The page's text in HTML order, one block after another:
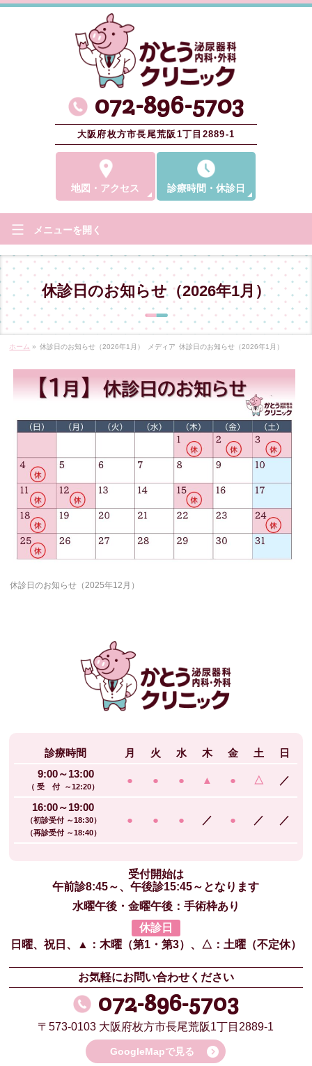
072-896-5703
大阪府枚方市長尾荒阪1丁目2889-1
地図 ・ アクセス 診療時間 ・休診日
メニューを開く
休診日のお知らせ（2026年1月）
ホーム » 休診日のお知らせ（2026年1月） メディア 休診日のお知らせ（2026年1月）
休診日のお知らせ（2025年12月）
診療時間 月 火 水 木 金 土
日
9:00～13:00
（ 受 付 ～12:20）
● ● ● ▲ ● △ ／
16:00～19:00
（初診受付 ～18:30）
（再診受付 ～18:40）
● ● ● ／ ● ／ ／
受付開始は
午前診8:45～、午後診15:45～となります
水曜午後・金曜午後：手術枠あり
休診日
日曜、祝日、
▲：木曜（第1・第3）、 △：土曜（不定休）
お気軽にお問い合わせください
072-896-5703
〒573-0103 大阪府枚方市長尾荒阪1丁目2889-1
GoogleMapで見る